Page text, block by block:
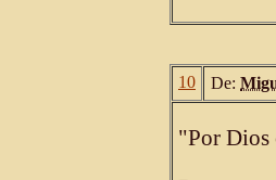
10 De:
"Por Dios